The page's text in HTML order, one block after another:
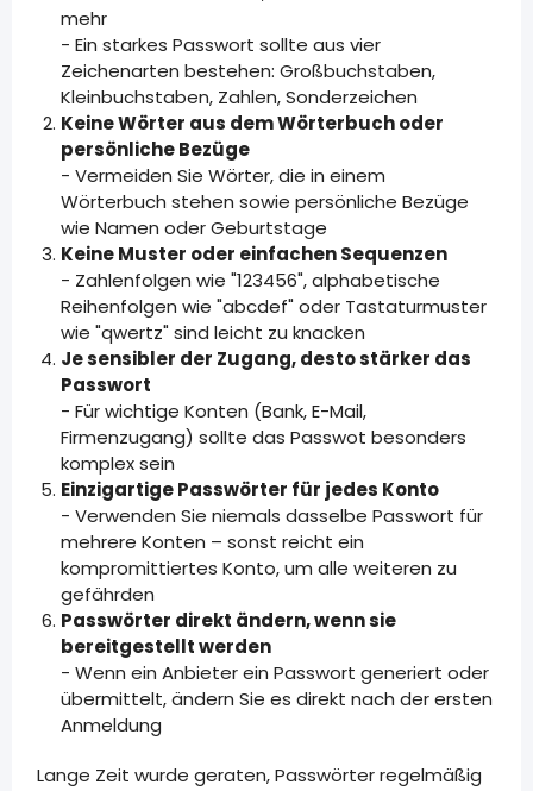
mehr
- Ein starkes Passwort sollte aus vier
Zeichenarten bestehen: Großbuchstaben,
Kleinbuchstaben, Zahlen, Sonderzeichen
Keine Wörter aus dem Wörterbuch oder
persönliche Bezüge
- Vermeiden Sie Wörter, die in einem
Wörterbuch stehen sowie persönliche Bezüge
wie Namen oder Geburtstage
Keine Muster oder einfachen Sequenzen
- Zahlenfolgen wie "123456", alphabetische
Reihenfolgen wie "abcdef" oder Tastaturmuster
wie "qwertz" sind leicht zu knacken
Je sensibler der Zugang, desto stärker das
Passwort
- Für wichtige Konten (Bank, E-Mail,
Firmenzugang) sollte das Passwot besonders
komplex sein
Einzigartige Passwörter für jedes Konto
- Verwenden Sie niemals dasselbe Passwort für
mehrere Konten – sonst reicht ein
kompromittiertes Konto, um alle weiteren zu
gefährden
Passwörter direkt ändern, wenn sie
bereitgestellt werden
- Wenn ein Anbieter ein Passwort generiert oder
übermittelt, ändern Sie es direkt nach der ersten
Anmeldung
Lange Zeit wurde geraten, Passwörter regelmäßig